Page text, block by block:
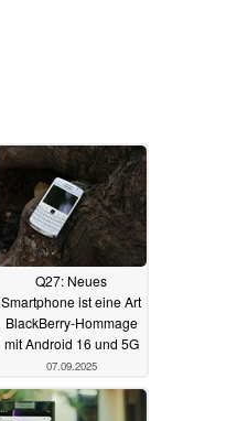
Q27: Neues
Smartphone ist eine Art
BlackBerry-Hommage
mit Android 16 und 5G
07.09.2025